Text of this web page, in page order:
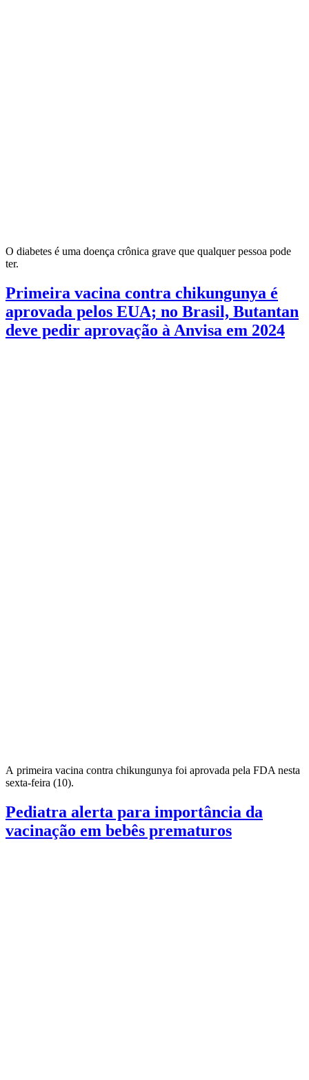
O diabetes é uma doença crônica grave que qualquer pessoa pode
ter.
Primeira vacina contra chikungunya é
aprovada pelos EUA; no Brasil, Butantan
deve pedir aprovação à Anvisa em 2024
A primeira vacina contra chikungunya foi aprovada pela FDA nesta
sexta-feira (10).
Pediatra alerta para importância da
vacinação em bebês prematuros